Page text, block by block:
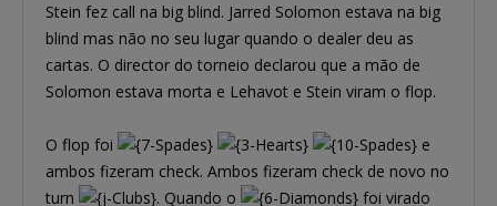
Stein fez call na big blind. Jarred Solomon estava na big
blind mas não no seu lugar quando o dealer deu as
cartas. O director do torneio declarou que a mão de
Solomon estava morta e Lehavot e Stein viram o flop.
O flop foi
e
ambos fizeram check. Ambos fizeram check de novo no
turn
. Quando o
foi virado